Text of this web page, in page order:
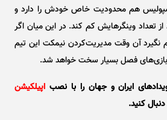
هم محدودیت خاص خودش را دارد و
تعداد وینگرهایش کم کند. در این میان اگر
آن وقت مدیریت‌کردن نیمکت این تیم
فصل بسیار سخت خواهد شد.
ایران و جهان را با نصب اپیلکیشن
کنید.